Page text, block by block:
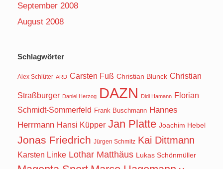
September 2008
August 2008
Schlagwörter
Alex Schlüter ARD Carsten Fuß Christian Blunck Christian
Straßburger Daniel Herzog DAZN Didi Hamann Florian
Schmidt-Sommerfeld Frank Buschmann Hannes
Herrmann Hansi Küpper Jan Platte Joachim Hebel
Jonas Friedrich Jürgen Schmitz Kai Dittmann
Karsten Linke Lothar Matthäus Lukas Schönmüller